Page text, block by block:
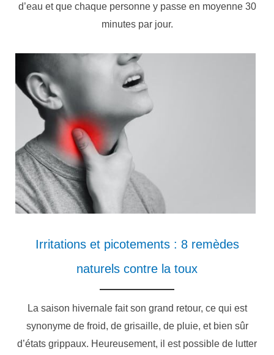
d’eau et que chaque personne y passe en moyenne 30
minutes par jour.
Irritations et picotements : 8 remèdes
naturels contre la toux
La saison hivernale fait son grand retour, ce qui est
synonyme de froid, de grisaille, de pluie, et bien sûr
d’états grippaux. Heureusement, il est possible de lutter